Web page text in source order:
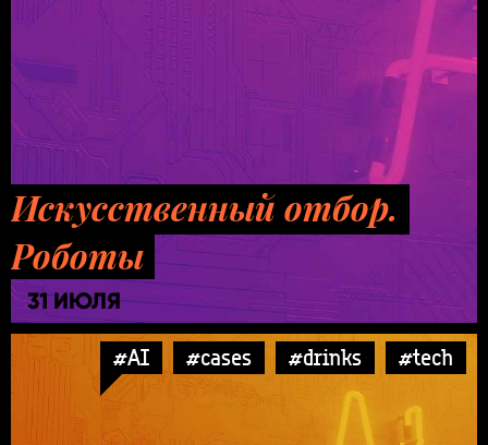
Искусственный отбор.
Роботы
31 ИЮЛЯ
#AI #cases #drinks #tech